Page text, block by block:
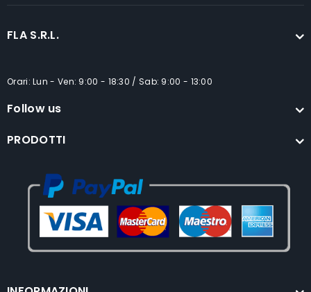
FLA S.R.L.
Orari: Lun - Ven: 9:00 - 18:30 / Sab: 9:00 - 13:00
Follow us
PRODOTTI